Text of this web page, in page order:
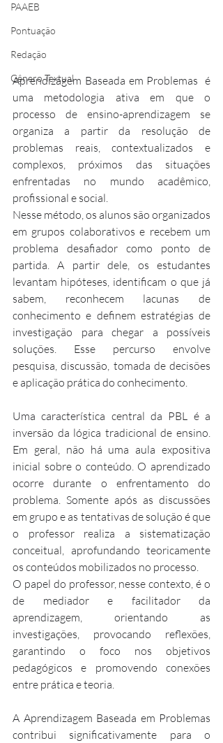
PAAEB
Pontuação
Redação
Gênero Textual
Aprendizagem Baseada em Problemas  é
uma metodologia ativa em que o
processo de ensino-aprendizagem se
organiza a partir da resolução de
problemas reais, contextualizados e
complexos, próximos das situações
enfrentadas no mundo acadêmico,
profissional e social.
Nesse método, os alunos são organizados
em grupos colaborativos e recebem um
problema desafiador como ponto de
partida. A partir dele, os estudantes
levantam hipóteses, identificam o que já
sabem, reconhecem lacunas de
conhecimento e definem estratégias de
investigação para chegar a possíveis
soluções. Esse percurso envolve
pesquisa, discussão, tomada de decisões
e aplicação prática do conhecimento.
Uma característica central da PBL é a
inversão da lógica tradicional de ensino.
Em geral, não há uma aula expositiva
inicial sobre o conteúdo. O aprendizado
ocorre durante o enfrentamento do
problema. Somente após as discussões
em grupo e as tentativas de solução é que
o professor realiza a sistematização
conceitual, aprofundando teoricamente
os conteúdos mobilizados no processo.
O papel do professor, nesse contexto, é o
de mediador e facilitador da
aprendizagem, orientando as
investigações, provocando reflexões,
garantindo o foco nos objetivos
pedagógicos e promovendo conexões
entre prática e teoria.
A Aprendizagem Baseada em Problemas
contribui significativamente para o